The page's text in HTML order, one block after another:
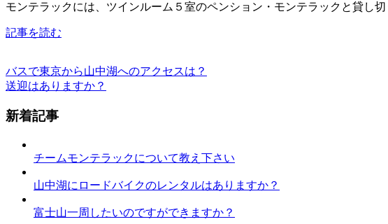
モンテラックには、ツインルーム５室のペンション・モンテラックと貸し
記事を読む
バスで東京から山中湖へのアクセスは？
送迎はありますか？
新着記事
チームモンテラックについて教え下さい
山中湖にロードバイクのレンタルはありますか？
富士山一周したいのですができますか？